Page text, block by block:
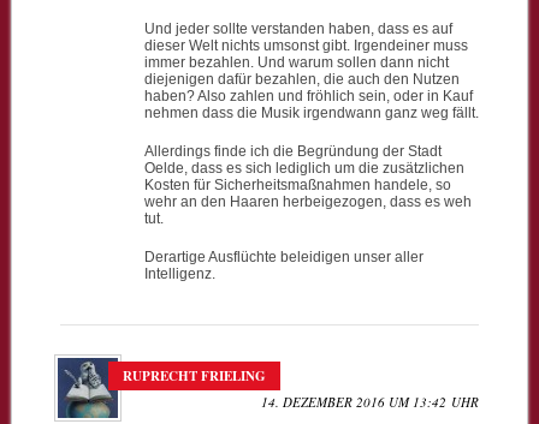
Und jeder sollte verstanden haben, dass es auf
dieser Welt nichts umsonst gibt. Irgendeiner muss
immer bezahlen. Und warum sollen dann nicht
diejenigen dafür bezahlen, die auch den Nutzen
haben? Also zahlen und fröhlich sein, oder in Kauf
nehmen dass die Musik irgendwann ganz weg fällt.
Allerdings finde ich die Begründung der Stadt
Oelde, dass es sich lediglich um die zusätzlichen
Kosten für Sicherheitsmaßnahmen handele, so
wehr an den Haaren herbeigezogen, dass es weh
tut.
Derartige Ausflüchte beleidigen unser aller
Intelligenz.
RUPRECHT FRIELING
14. DEZEMBER 2016 UM 13:42 UHR